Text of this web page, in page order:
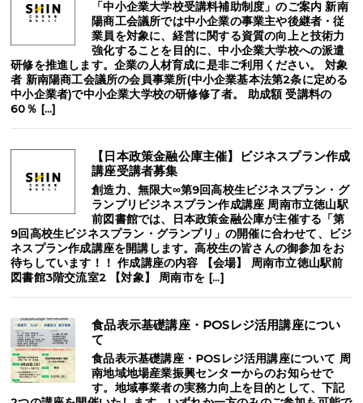
「中小企業大学校受講料補助制度」のご案内 新南
陽商工会議所では中小企業の事業主や後継者・従
業員を対象に、経営に関する資質の向上と技術力
強化することを目的に、中小企業大学校への派遣
研修を推進します。企業の人材育成に是非ご利用ください。 対象
者 新南陽商工会議所の会員事業所(中小企業基本法第2条に定める
中小企業者)で中小企業大学校の研修修了者。 助成額 受講料の
60％ […]
【日本政策金融公庫主催】ビジネスプラン作成
講座受講者募集
創造力、無限大∞第9回高校生ビジネスプラン・グ
ランプリビジネスプラン作成講座 周南市立徳山駅
前図書館では、日本政策金融公庫が主催する「第
9回高校生ビジネスプラン・グランプリ」の開催に合わせて、ビジ
ネスプラン作成講座を開講します。高校生の皆さんの御参加をお
待ちしています！！ 作成講座の内容 【会場】 周南市立徳山駅前
図書館3階交流室2 【対象】 周南市を […]
食品表示基礎講座・POSレジ活用講座につい
て
食品表示基礎講座・POSレジ活用講座について 周
南地域地場産業振興センターからのお知らせで
す。地域事業者の実務力向上を目的として、下記